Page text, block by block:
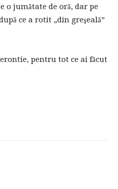
o jumătate de oră, dar pe
ce a rotit „din greşeală”
pentru tot ce ai făcut